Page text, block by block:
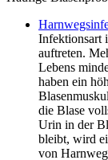
Infektionsart
auftreten.
Lebens
haben ein
die Blase
Urin in der
bleibt, wird
von